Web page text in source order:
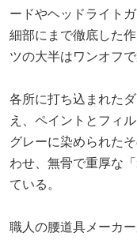
ードやヘッドライト
細部にまで徹底した
ツの大半はワンオフ
各所に打ち込まれた
え、ペイントとフィ
グレーに染められた
わせ、無骨で重厚な
ている。
職人の腰道具メーカ